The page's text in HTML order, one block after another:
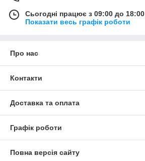
Сьогодні працює з 09:00 до 18:00
Показати весь графік роботи
Про нас
Контакти
Доставка та оплата
Графік роботи
Повна версія сайту